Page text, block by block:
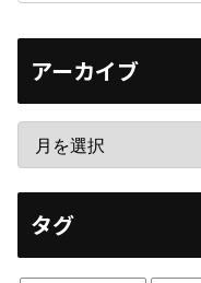
アーカイブ
タグ